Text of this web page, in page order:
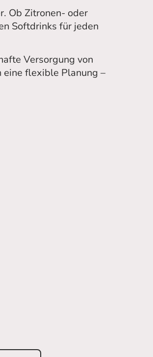
Ob Zitronen- oder
Softdrinks für jeden
Versorgung von
eine flexible Planung –